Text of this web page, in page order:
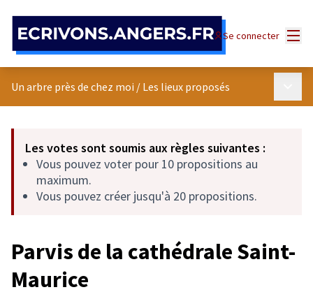
Se connecter
Un arbre près de chez moi / Les lieux proposés
Les votes sont soumis aux règles suivantes :
Vous pouvez voter pour 10 propositions au
maximum.
Vous pouvez créer jusqu'à 20 propositions.
Parvis de la cathédrale Saint-
Maurice